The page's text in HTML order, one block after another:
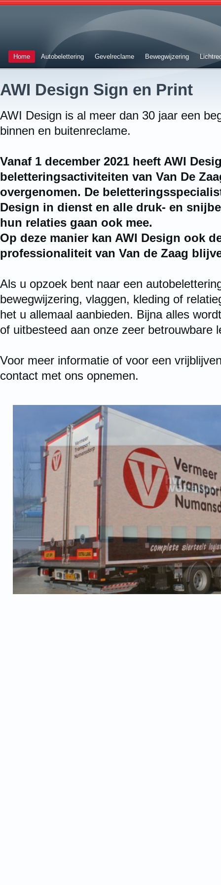
Home Autobelettering Gevelreclame Bewegwijzering
AWI Design Sign en Print
AWI Design is al meer dan 30 jaar een
binnen en buitenreclame.
Vanaf 1 december 2021 heeft AWI
beletteringsactiviteiten van Van De
overgenomen. De
Design in dienst en alle druk- en
hun relaties gaan ook mee.
Op deze manier kan AWI Design ook
professionaliteit van Van de Zaag
Als u opzoek bent naar een
bewegwijzering, vlaggen, kleding of
het u allemaal aanbieden. Bijna alles
of uitbesteed aan onze zeer betrouwbare
Voor meer informatie of voor een
contact met ons opnemen.